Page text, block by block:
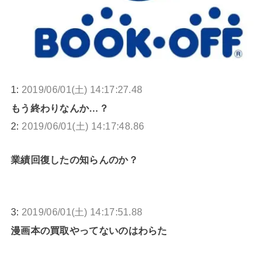
1: 2019/06/01(土) 14:17:27.48
もう終わりなんか…？
2: 2019/06/01(土) 14:17:48.86
業績回復したの知らんのか？
3: 2019/06/01(土) 14:17:51.88
漫画本の買取やってないのはわらた